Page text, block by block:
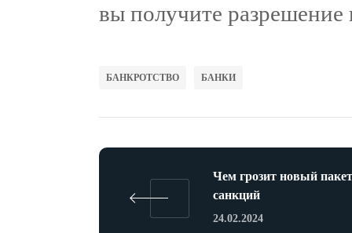
вы получите разрешение
БАНКРОТСТВО БАНКИ
Чем грозит новый пакет
санкций
24.02.2024